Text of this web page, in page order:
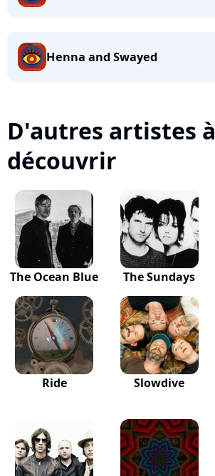
Henna and Swayed
D'autres artistes à
découvrir
The Ocean Blue The Sundays
Ride Slowdive